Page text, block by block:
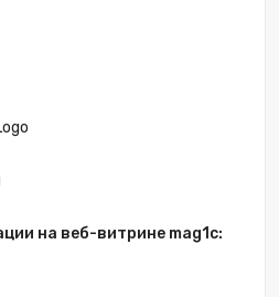
на веб-витрине mag1c: